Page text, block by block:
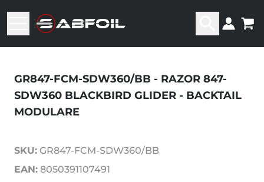
GR847-FCM-SDW360/BB - RAZOR 847-
SDW360 BLACKBIRD GLIDER - BACKTAIL
MODULARE
SKU: GR847-FCM-SDW360/BB
EAN: 8050391107491